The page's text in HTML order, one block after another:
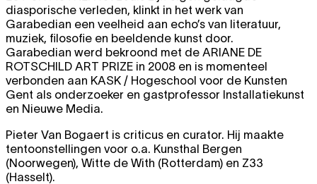
diasporische verleden, klinkt in het werk van
Garabedian een veelheid aan echo’s van literatuur,
muziek, filosofie en beeldende kunst door.
Garabedian werd bekroond met de ARIANE DE
ROTSCHILD ART PRIZE in 2008 en is momenteel
verbonden aan KASK / Hogeschool voor de Kunsten
Gent als onderzoeker en gastprofessor Installatiekunst
en Nieuwe Media.
Pieter Van Bogaert is criticus en curator. Hij maakte
tentoonstellingen voor o.a. Kunsthal Bergen
(Noorwegen), Witte de With (Rotterdam) en Z33
(Hasselt).